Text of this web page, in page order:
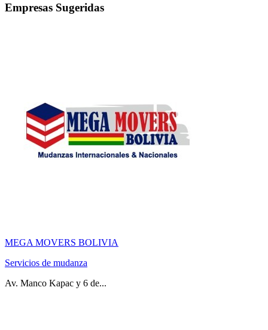
Empresas Sugeridas
MEGA MOVERS BOLIVIA
Servicios de mudanza
Av. Manco Kapac y 6 de...